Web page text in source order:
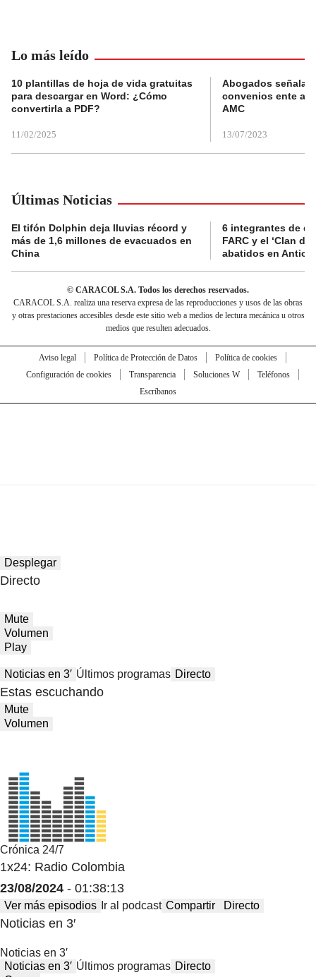
Lo más leído
10 plantillas de hoja de vida gratuitas
para descargar en Word: ¿Cómo
convertirla a PDF?
11/02/2025
Abogados
convenios ente
AMC
13/07/2023
Últimas Noticias
El tifón Dolphin deja lluvias récord y
más de 1,6 millones de evacuados en
China
6 integrantes de
FARC y el ‘Clan
abatidos en
© CARACOL S.A. Todos los derechos reservados.
CARACOL S.A. realiza una reserva expresa de las reproducciones y usos de las obras
y otras prestaciones accesibles desde este sitio web a medios de lectura mecánica u otros
medios que resulten adecuados.
Aviso legal Política de Protección de Datos
Política de cookies
Configuración de cookies
Transparencia Soluciones W
Teléfonos
Escríbanos
Desplegar
Directo
Mute
Volumen
Play
Noticias en 3′ Últimos programas Directo
Estas escuchando
Mute
Volumen
Crónica 24/7
1x24: Radio Colombia
23/08/2024 - 01:38:13
Ver más episodios Ir al podcast Compartir Directo
Noticias en 3′
Noticias en 3′
Noticias en 3′ Últimos programas Directo